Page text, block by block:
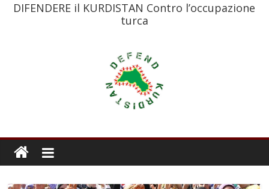
DIFENDERE il KURDISTAN Contro l’occupazione
turca